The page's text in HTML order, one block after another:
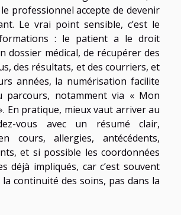
professionnel accepte de devenir
Le vrai point sensible, c’est le
: le patient a le droit
dossier médical, de récupérer des
des résultats, et des courriers, et
années, la numérisation facilite
parcours, notamment via « Mon
En pratique, mieux vaut arriver au
vous avec un résumé clair,
cours, allergies, antécédents,
et si possible les coordonnées
déjà impliqués, car c’est souvent
continuité des soins, pas dans la